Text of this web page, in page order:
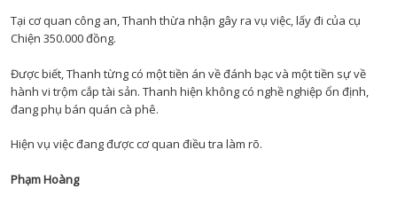
Tại cơ quan công an, Thanh thừa nhận gây ra vụ việc, lấy đi của cụ
Chiện 350.000 đồng.
Được biết, Thanh từng có một tiền án về đánh bạc và một tiền sự về
hành vi trộm cắp tài sản. Thanh hiện không có nghề nghiệp ổn định,
đang phụ bán quán cà phê.
Hiện vụ việc đang được cơ quan điều tra làm rõ.
Phạm Hoàng